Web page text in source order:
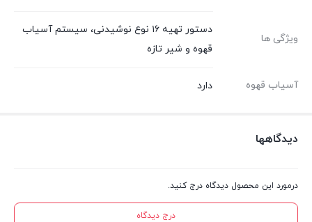
ویژگی ها
دستور تهیه ۱۶ نوع نوشیدنی، سیستم آسیاب
قهوه و شیر تازه
آسیاب قهوه دارد
دیدگاهها
درمورد این محصول دیدگاه درج کنید.
درج دیدگاه